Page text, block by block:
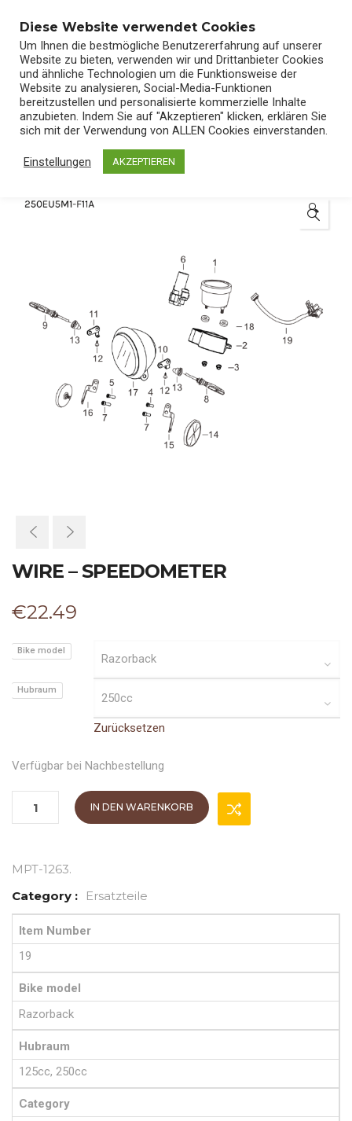
Start/Shop/Ersatzteile
🔍
WIRE – SPEEDOMETER
€22.49
Bike model
Hubraum
Zurücksetzen
Verfügbar bei Nachbestellung
IN DEN WARENKORB
MPT-1263.
Category :
Ersatzteile
Item Number
19
Bike model
Razorback
Hubraum
125cc, 250cc
Category
Diese Website verwendet Cookies
Um Ihnen die bestmögliche Benutzererfahrung auf unserer
Website zu bieten, verwenden wir und Drittanbieter Cookies
und ähnliche Technologien um die Funktionsweise der
Website zu analysieren, Social-Media-Funktionen
bereitzustellen und personalisierte kommerzielle Inhalte
anzubieten. Indem Sie auf "Akzeptieren" klicken, erklären Sie
sich mit der Verwendung von ALLEN Cookies einverstanden.
Einstellungen AKZEPTIEREN